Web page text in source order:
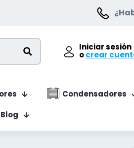
Iniciar sesión
ocrear
Condensadores
Blog